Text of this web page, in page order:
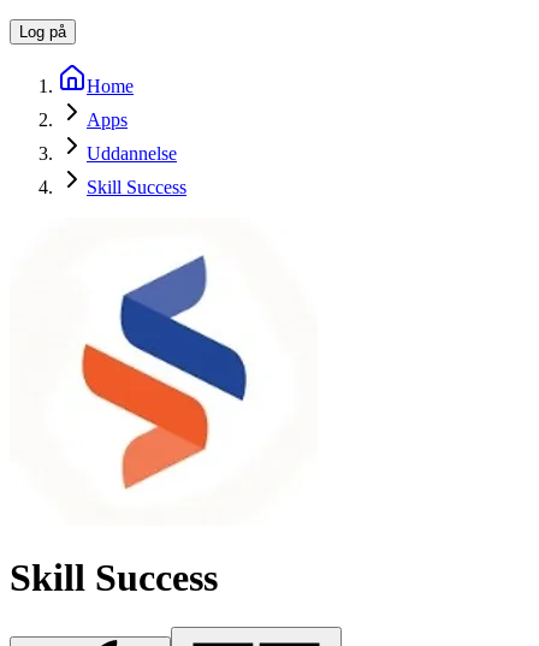
Log på
Home
Apps
Uddannelse
Skill Success
Skill Success